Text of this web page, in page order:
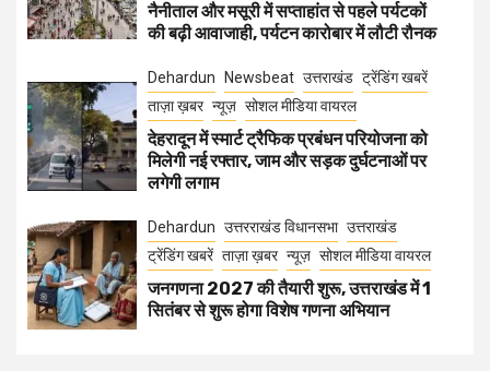
नैनीताल और मसूरी में सप्ताहांत से पहले पर्यटकों
की बढ़ी आवाजाही, पर्यटन कारोबार में लौटी रौनक
Dehardun Newsbeat उत्तराखंड ट्रेंडिंग खबरें
ताज़ा ख़बर न्यूज़ सोशल मीडिया वायरल
देहरादून में स्मार्ट ट्रैफिक प्रबंधन परियोजना को
मिलेगी नई रफ्तार, जाम और सड़क दुर्घटनाओं पर
लगेगी लगाम
Dehardun उत्तरराखंड विधानसभा उत्तराखंड
ट्रेंडिंग खबरें ताज़ा ख़बर न्यूज़ सोशल मीडिया वायरल
जनगणना 2027 की तैयारी शुरू, उत्तराखंड में 1
सितंबर से शुरू होगा विशेष गणना अभियान